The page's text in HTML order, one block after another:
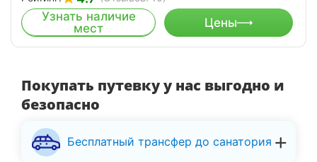
Узнать наличие
мест
Цены
Покупать путевку у нас выгодно и
безопасно
Бесплатный трансфер до санатория